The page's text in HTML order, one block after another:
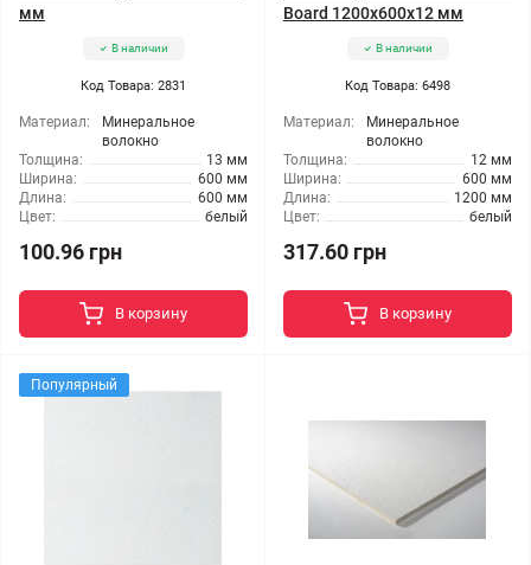
мм
В наличии
Код Товара: 2831
Материал:
Минеральное
волокно
Толщина:
13 мм
Ширина:
600 мм
Длина:
600 мм
Цвет:
белый
100.96 грн
В корзину
Board 1200x600x12 мм
В наличии
Код Товара: 6498
Материал:
Минеральное
волокно
Толщина:
12 мм
Ширина:
600 мм
Длина:
1200 мм
Цвет:
белый
317.60 грн
В корзину
Популярный